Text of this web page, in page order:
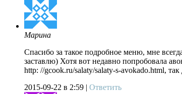
Марина
Спасибо за такое подробное меню, мне
заставлю) Хотя вот недавно попробовала
http: //gcook.ru/salaty/salaty-s-avokado.html,
2015-09-22 в 2:59 | Ответить